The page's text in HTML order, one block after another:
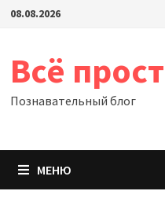
Перейти
08.08.2026
Всё
Познавательный блог
МЕНЮ